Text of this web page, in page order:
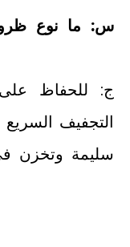
س: ما نوع
ج: للحفاظ
التجفيف السريع
سليمة وتخزن